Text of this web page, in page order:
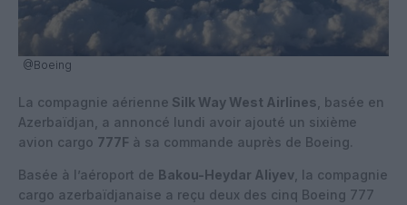
@Boeing
La compagnie aérienne Silk Way West Airlines , basée en
Azerbaïdjan, a annoncé lundi avoir ajouté un sixième
avion cargo 777F à sa commande auprès de Boeing.
Basée à l’aéroport de Bakou-Heydar Aliyev , la compagnie
cargo azerbaïdjanaise a reçu deux des cinq Boeing 777